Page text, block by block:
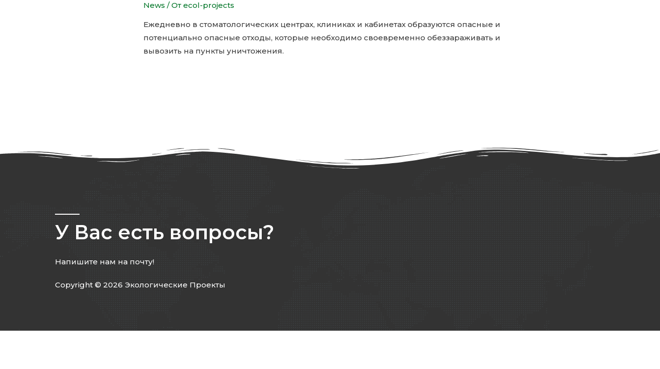
News / От ecol-projects
Ежедневно в стоматологических центрах, клиниках и кабинетах образуются опасные и
потенциально опасные отходы, которые необходимо своевременно обеззараживать и
вывозить на пункты уничтожения.
У Вас есть вопросы?
Напишите нам на почту!
Copyright © 2026 Экологические Проекты